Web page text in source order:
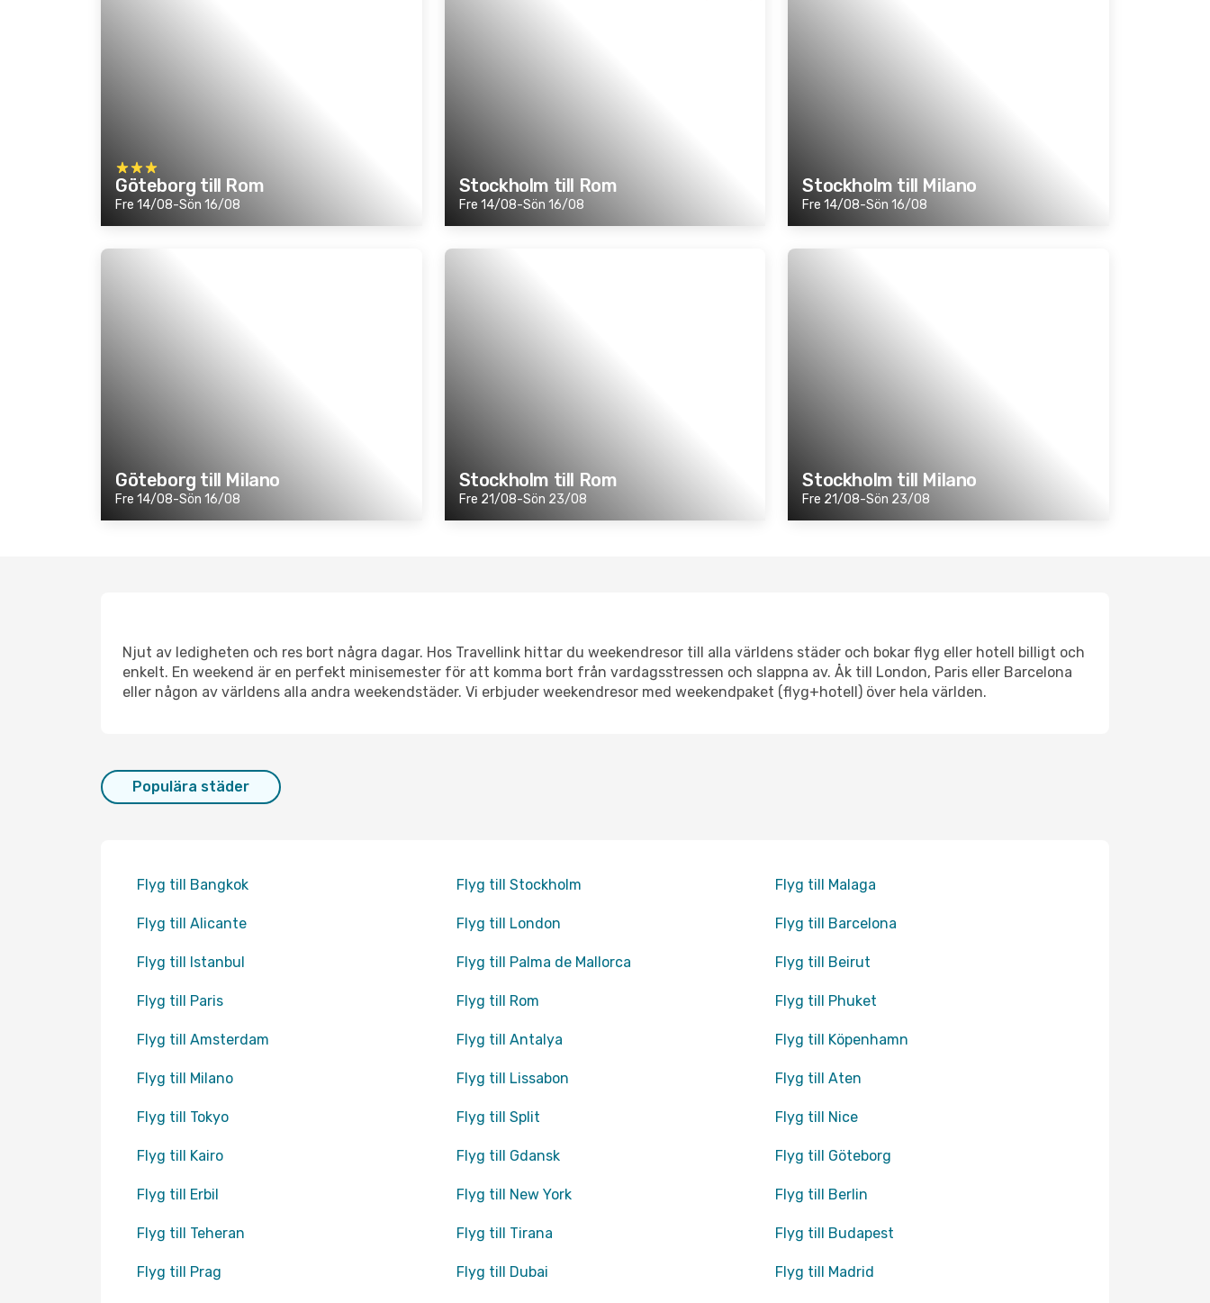
Göteborg till Rom
Fre 14/08-Sön 16/08
Stockholm till Rom
Fre 14/08-Sön 16/08
Stockholm till Milano
Fre 14/08-Sön 16/08
Göteborg till Milano
Fre 14/08-Sön 16/08
Stockholm till Rom
Fre 21/08-Sön 23/08
Stockholm till Milano
Fre 21/08-Sön 23/08
Njut av ledigheten och res bort några dagar. Hos Travellink hittar du weekendresor till alla världens städer och bokar flyg eller hotell billigt och
enkelt. En weekend är en perfekt minisemester för att komma bort från vardagsstressen och slappna av. Åk till London, Paris eller Barcelona
eller någon av världens alla andra weekendstäder. Vi erbjuder weekendresor med weekendpaket (flyg+hotell) över hela världen.
Populära städer
Flyg till Bangkok Flyg till Stockholm Flyg till Malaga
Flyg till Alicante Flyg till London Flyg till Barcelona
Flyg till Istanbul Flyg till Palma de Mallorca Flyg till Beirut
Flyg till Paris Flyg till Rom Flyg till Phuket
Flyg till Amsterdam Flyg till Antalya Flyg till Köpenhamn
Flyg till Milano Flyg till Lissabon Flyg till Aten
Flyg till Tokyo Flyg till Split Flyg till Nice
Flyg till Kairo Flyg till Gdansk Flyg till Göteborg
Flyg till Erbil Flyg till New York Flyg till Berlin
Flyg till Teheran Flyg till Tirana Flyg till Budapest
Flyg till Prag Flyg till Dubai Flyg till Madrid